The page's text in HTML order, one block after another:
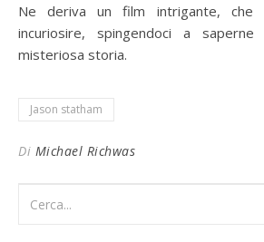
Ne deriva un film intrigante, che
incuriosire, spingendoci a
misteriosa storia.
Jason statham
Di Michael Richwas